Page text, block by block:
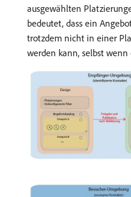
ausgewählten
bedeutet, dass ein
trotzdem nicht in einer
werden kann, selbst